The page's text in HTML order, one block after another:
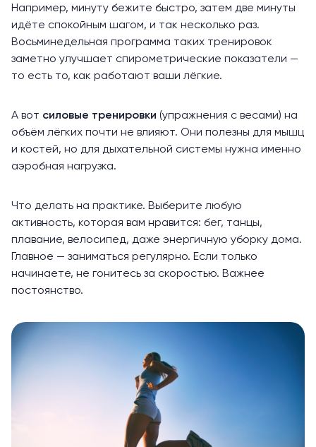
Например, минуту бежите быстро, затем две минуты
идёте спокойным шагом, и так несколько раз.
Восьминедельная программа таких тренировок
заметно улучшает спирометрические показатели —
то есть то, как работают ваши лёгкие.
А вот силовые тренировки (упражнения с весами) на
объём лёгких почти не влияют. Они полезны для мышц
и костей, но для дыхательной системы нужна именно
аэробная нагрузка.
Что делать на практике. Выберите любую
активность, которая вам нравится: бег, танцы,
плавание, велосипед, даже энергичную уборку дома.
Главное — заниматься регулярно. Если только
начинаете, не гонитесь за скоростью. Важнее
постоянство.